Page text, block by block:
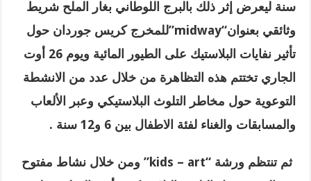
سنة ليعرض إثر ذلك بالبرج اللوطاني بغار الملح شريط
وثائقي بعنوان“midway”
للمخرج كريس جوردان حول
تأثير نفايات البلاستيك على الطيور المائية ويوم 26 أوت
الجاري تختتم هذه التظاهرة من خلال عدد من الانشطة
التوعوية حول مخاطر التلوث البلاستيكي وعبر الألعاب
والمسابقات والغناء لفئة الاطفال بين 6 و12 سنة .
ثم تنتظم ورشة “kids – art”
ومن خلال نشاط مفتوح